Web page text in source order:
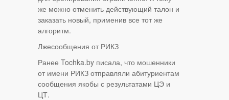
же можно отменить действующий талон и
заказать новый, применив все тот же
алгоритм.
Лжесообщения от РИКЗ
Ранее Tochka.by писала, что мошенники
от имени РИКЗ отправляли абитуриентам
сообщения якобы с результатами ЦЭ и
ЦТ.